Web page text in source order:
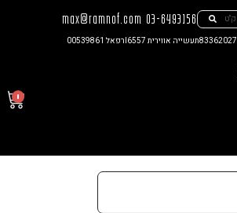
03-6493156
max@ramnof.com
תעשייה אווירית I6557 רפאל 00539861
0